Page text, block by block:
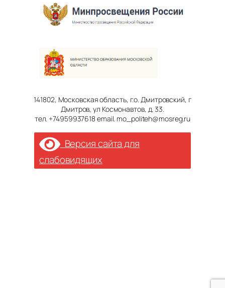
141802, Московская область, г.о. Дмитровский, г
Дмитров, ул Космонавтов, д. 33.
тел. +74959937618 email. mo_politeh@mosreg.ru
Версия сайта для
слабовидящих